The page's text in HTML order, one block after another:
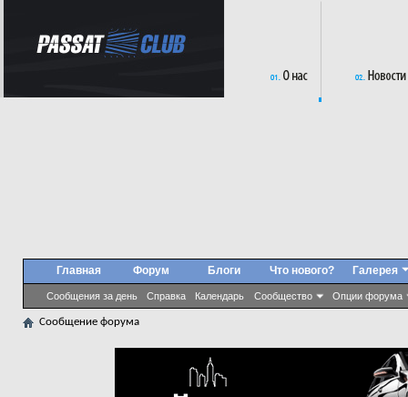
Главная Форум
Сообщения за день Справка Календарь Сообщество Опции форума
Блоги Что нового? Галерея
Сообщение форума